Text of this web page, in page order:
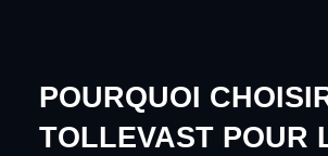
POURQUOI
TOLLEVAST POUR